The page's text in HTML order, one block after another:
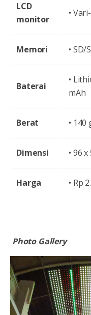
LCD
monitor
•
Memori • SD/
Baterai
•
mAh
Berat • 140
Dimensi • 96
Harga • Rp
Photo Gallery